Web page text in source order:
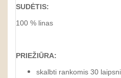
SUDĖTIS:
100 % linas
PRIEŽIŪRA:
skalbti rankomis 30